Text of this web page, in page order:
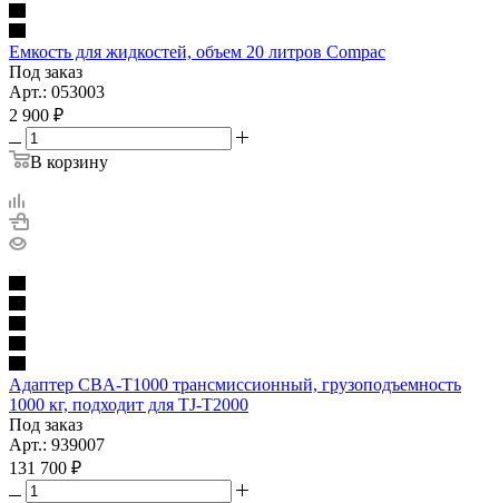
Емкость для жидкостей, объем 20 литров Compac
Под заказ
Арт.: 053003
2 900 ₽
В корзину
Адаптер CBA-T1000 трансмиссионный, грузоподъемность
1000 кг, подходит для TJ-T2000
Под заказ
Арт.: 939007
131 700 ₽